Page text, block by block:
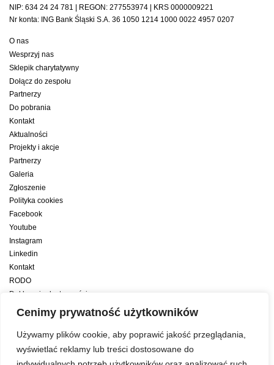
Cenimy prywatność użytkowników
Używamy plików cookie, aby poprawić jakość przeglądania,
wyświetlać reklamy lub treści dostosowane do
NIP: 634 24 24 781 | REGON: 277553974 | KRS 0000009221
Nr konta: ING Bank Śląski S.A. 36 1050 1214 1000 0022 4957 0207
O nas
Wesprzyj nas
Sklepik charytatywny
Dołącz do zespołu
Partnerzy
Do pobrania
Kontakt
Aktualności
Projekty i akcje
Partnerzy
Galeria
Zgłoszenie
Polityka cookies
Facebook
Youtube
Instagram
Linkedin
Kontakt
RODO
Deklaracja dostępności
Deklaracja dostępności cyfrowej
konsultanta amerykańskiego programu zarządzania przez cele Best